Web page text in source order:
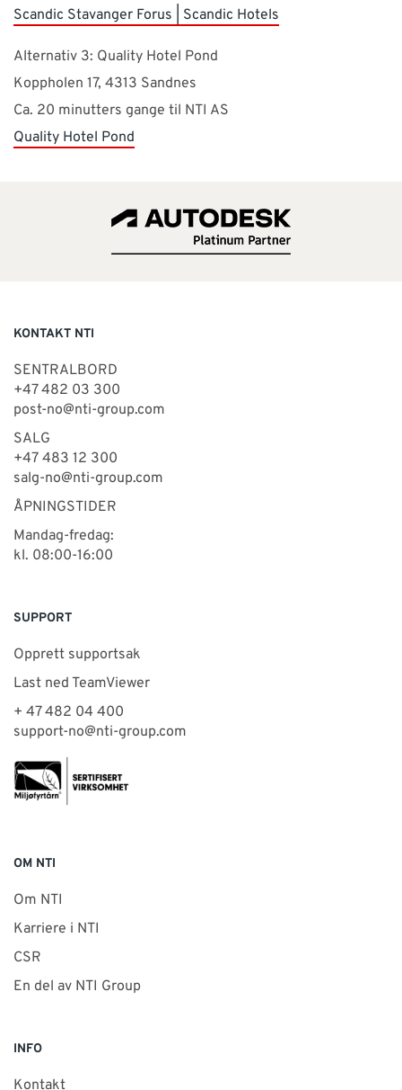
Scandic Stavanger Forus | Scandic Hotels
Alternativ 3: Quality Hotel Pond
Koppholen 17, 4313 Sandnes
Ca. 20 minutters gange til NTI AS
Quality Hotel Pond
KONTAKT NTI
SENTRALBORD
+47 482 03 300
post-no@nti-group.com
SALG
+47 483 12 300
salg-no@nti-group.com
ÅPNINGSTIDER
Mandag-fredag:
kl. 08:00-16:00
SUPPORT
Opprett supportsak
Last ned TeamViewer
+ 47 482 04 400
support-no@nti-group.com
OM NTI
Om NTI
Karriere i NTI
CSR
En del av NTI Group
INFO
Kontakt